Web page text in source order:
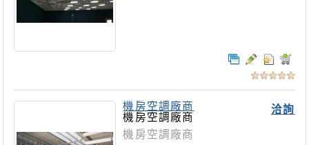
洽詢
機房空調廠商
機房空調廠商
機房空調廠商